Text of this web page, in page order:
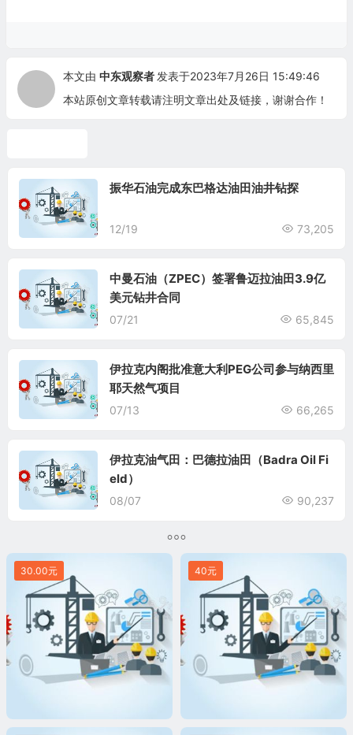
本文由 中东观察者 发表于2023年7月26日 15:49:46
本站原创文章转载请注明文章出处及链接，谢谢合作！
振华石油完成东巴格达油田油井钻探
12/19 73,205
中曼石油（ZPEC）签署鲁迈拉油田3.9亿
美元钻井合同
07/21 65,845
伊拉克内阁批准意大利PEG公司参与纳西里
耶天然气项目
07/13 66,265
伊拉克油气田：巴德拉油田（Badra Oil Fi
eld）
08/07 90,237
30.00元 40元